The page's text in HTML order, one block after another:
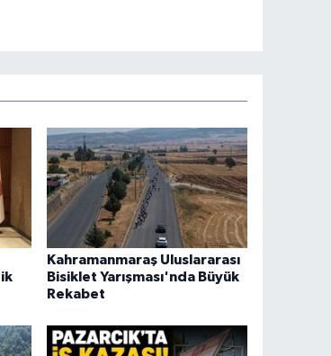
Kahramanmaraş Uluslararası
Bisiklet Yarışması'nda Büyük
Rekabet